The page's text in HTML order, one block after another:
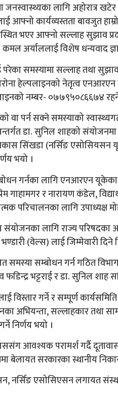
जनस्वास्थ्यका लागि अहोरात्र
आफ्नो कार्यव्यस्तता बावजुत
भएर आफ्नो सल्लाह सुझाव
अर्याललाई विशेष धन्यवाद
समस्यामा सल्लाह तथा सुझाव
हेल्पलाइनको नेतृत्व
नम्बर- ०७७९५०८६६७४
वा पर्न सक्ने समस्याको
डा. सुनिल शाहको
सिंखडा (नर्सिङ एसोसियसन
भयो ।
गर्नका लागि एनआरएन यूकेका
गाहामगर र नारायण कंडेल,
परिचालनका लागि उपाध्यक्ष
लागि राज्य परिषदका
(वेल्स) लाई जिम्मेवारी दिने
समस्या सम्बोधन गर्न गठित
भट्टराई र डा. सुनिल शाह
विस्तार गर्ने र सम्पूर्ण
अभियन्ता, सल्लाहकार तथा
निर्णय भयो ।
आवश्यक परामर्श गर्दै
बेलायत सरकारका स्थानीय
नर्सिङ एसोसिएसन लगायत